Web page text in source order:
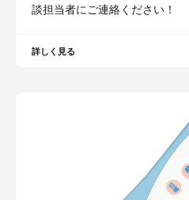
談担当者にご連絡ください！
詳しく見る